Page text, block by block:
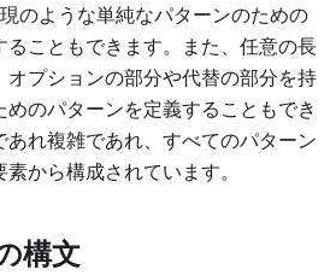
のような単純なパターンのための
こともできます。また、任意の長
オプションの部分や代替の部分を持
のパターンを定義することもでき
あれ複雑であれ、すべてのパターン
から構成されています。
構文